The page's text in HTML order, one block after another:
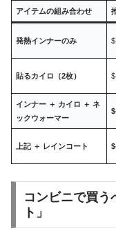
アイテムの組み合わせ
発熱インナーのみ
貼るカイロ（2枚）
インナー ＋ カイロ ＋ ネ
ックウォーマー
上記 ＋ レインコート
コンビニで買う
ト」